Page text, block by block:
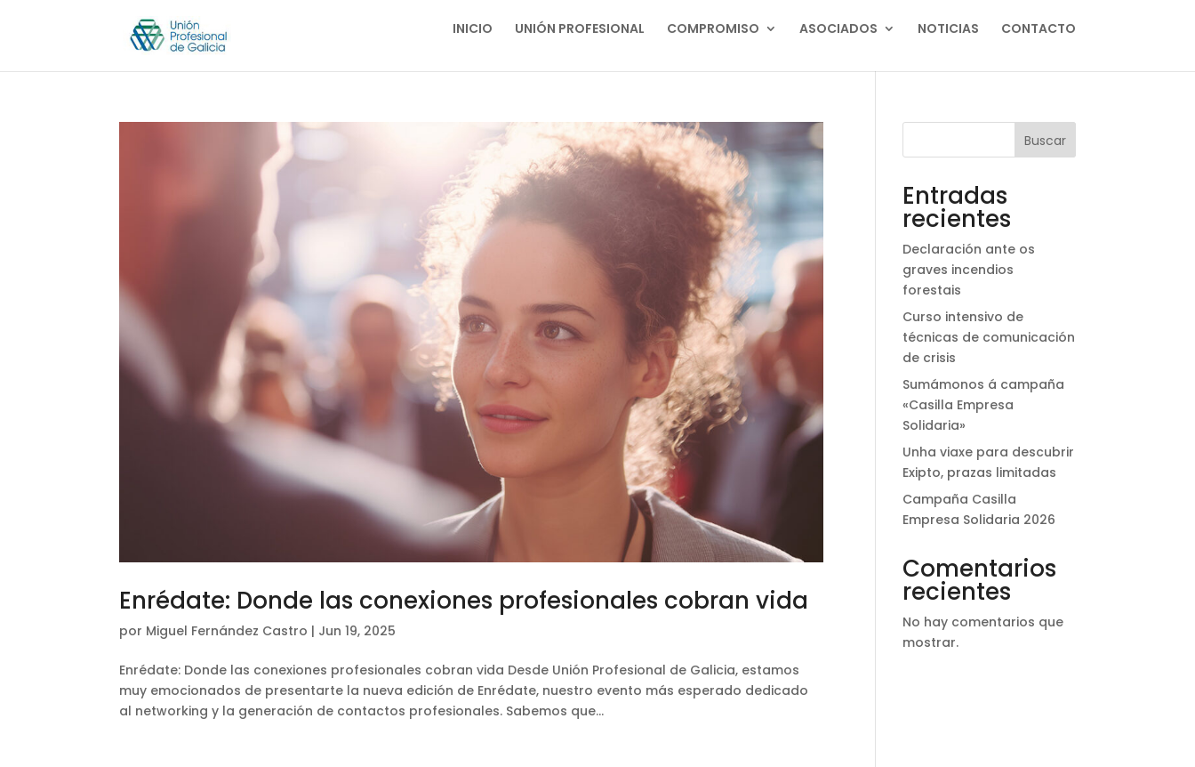
INICIO UNIÓN PROFESIONAL COMPROMISO ASOCIADOS NOTICIAS CONTACTO
Enrédate: Donde las conexiones profesionales cobran vida
por Miguel Fernández Castro | Jun 19, 2025
Enrédate: Donde las conexiones profesionales cobran vida Desde Unión Profesional de Galicia, estamos
muy emocionados de presentarte la nueva edición de Enrédate, nuestro evento más esperado dedicado
al networking y la generación de contactos profesionales. Sabemos que...
Buscar
Entradas
recientes
Declaración ante os
graves incendios
forestais
Curso intensivo de
técnicas de comunicación
de crisis
Sumámonos á campaña
«Casilla Empresa
Solidaria»
Unha viaxe para descubrir
Exipto, prazas limitadas
Campaña Casilla
Empresa Solidaria 2026
Comentarios
recientes
No hay comentarios que
mostrar.